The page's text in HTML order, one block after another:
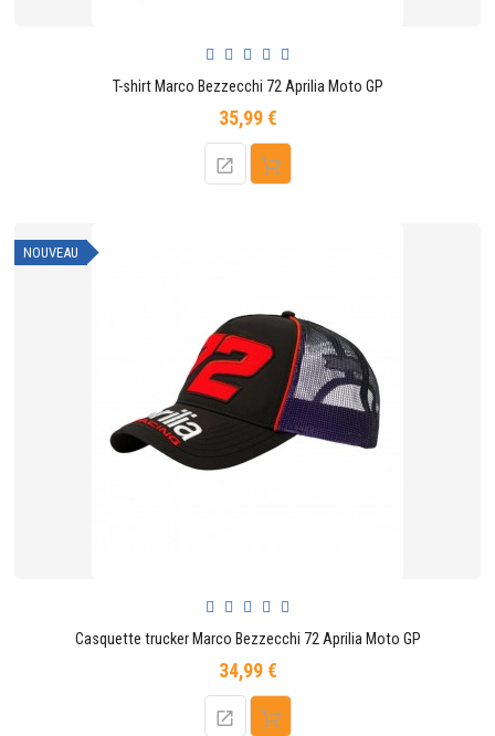
T-shirt Marco Bezzecchi 72 Aprilia Moto GP
35,99 €Prix
NOUVEAU
Casquette trucker Marco Bezzecchi 72 Aprilia Moto GP
34,99 €Prix